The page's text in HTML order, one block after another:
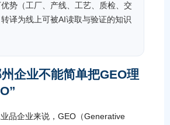
势（工厂、产线、工艺、质检、交
译为线上可被AI读取与验证的知识
企业不能简单把GEO理
品企业来说，GEO（Generative